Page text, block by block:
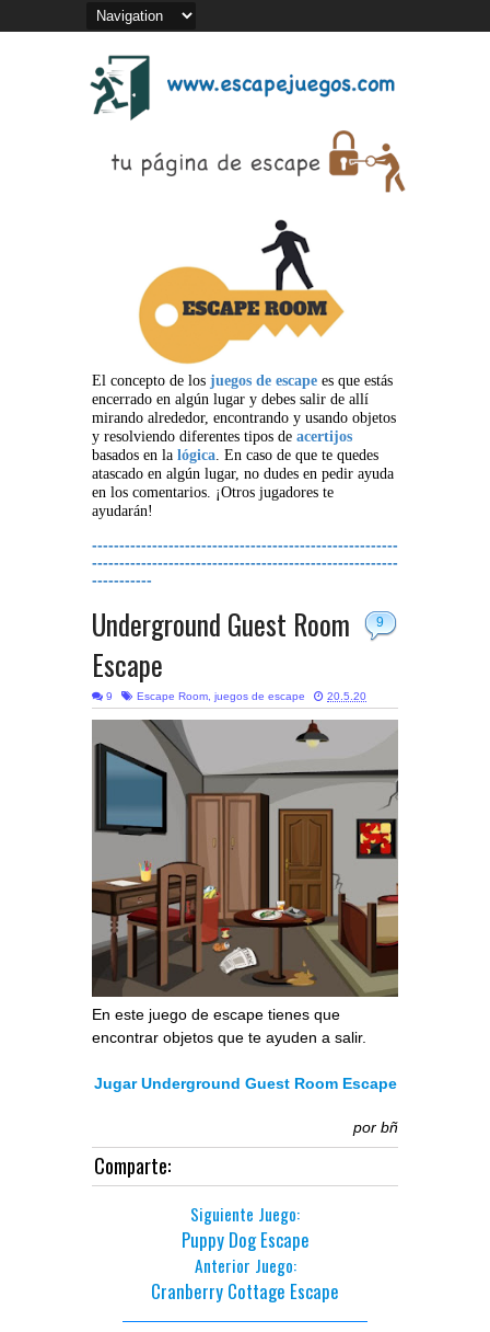
El concepto de los juegos de escape es que estás
encerrado en algún lugar y debes salir de allí
mirando alrededor, encontrando y usando objetos
y resolviendo diferentes tipos de acertijos
basados en la lógica. En caso de que te quedes
atascado en algún lugar, no dudes en pedir ayuda
en los comentarios. ¡Otros jugadores te
ayudarán!
--------------------------------------------------------
--------------------------------------------------------
-----------
9
Underground Guest Room
Escape
9 Escape Room, juegos de escape 20.5.20
En este juego de escape tienes que
encontrar objetos que te ayuden a salir.
Jugar Underground Guest Room Escape
por bñ
Comparte:
Siguiente Juego:
Puppy Dog Escape
Anterior Juego:
Cranberry Cottage Escape